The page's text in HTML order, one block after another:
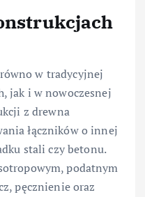
w tradycyjnej
jak i w nowoczesnej
z drewna
łączników o innej
stali czy betonu.
podatnym
pęcznienie oraz